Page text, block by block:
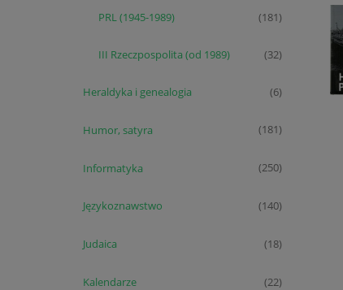
PRL (1945-1989) (181)
III Rzeczpospolita (od 1989) (32)
Heraldyka i genealogia (6)
Humor, satyra (181)
Informatyka (250)
Językoznawstwo (140)
Judaica (18)
Kalendarze (22)